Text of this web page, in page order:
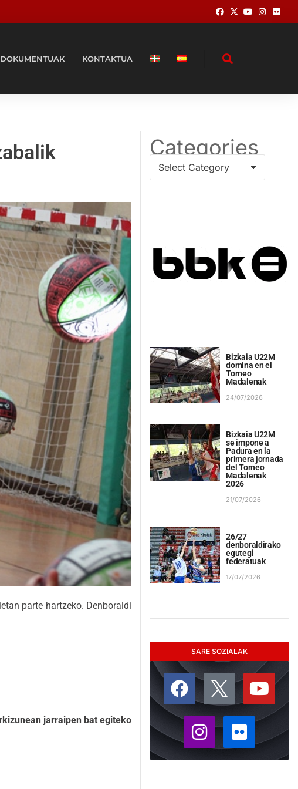
DOKUMENTUAK KONTAKTUA
parte hartzeko. Denboraldi
jarraipen bat egiteko
Categories
Bizkaia U22M
domina en el
Torneo
Madalenak
24/07/2026
Bizkaia U22M
se impone a
Padura en la
primera jornada
del Torneo
Madalenak
2026
21/07/2026
26/27
denboraldirako
egutegi
federatuak
17/07/2026
SARE SOZIALAK